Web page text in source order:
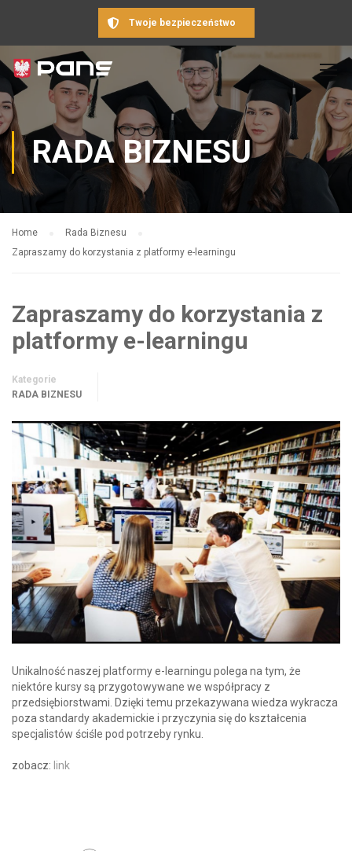
Twoje bezpieczeństwo
RADA BIZNESU
Home
Rada Biznesu
Zapraszamy do korzystania z platformy e-learningu
Zapraszamy do korzystania z
platformy e-learningu
Kategorie
RADA BIZNESU
Unikalność naszej platformy e-learningu polega na tym, że
niektóre kursy są przygotowywane we współpracy z
przedsiębiorstwami. Dzięki temu przekazywana wiedza wykracza
poza standardy akademickie i przyczynia się do kształcenia
specjalistów ściśle pod potrzeby rynku.
zobacz: link